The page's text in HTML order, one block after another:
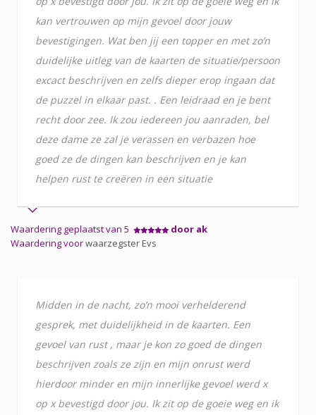
kan vertrouwen op mijn gevoel door jouw
bevestigingen. Wat ben jij een topper en met zo’n
duidelijke uitleg van de kaarten de situatie/persoon
excact beschrijven en zelfs dieper erop ingaan dat
de puzzel in elkaar past. . Een leidraad en je bent
recht door zee. Ik zou iedereen jou aanraden, bel
deze dame ze zal je verassen en verbazen hoe
goed ze de dingen kan beschrijven en je kan
helpen rust te creëren in een situatie
Waardering geplaatst van 5
door ak
Waardering voorwaarzegster Evs
Midden in de nacht, zo’n mooi verhelderend
gesprek, met duidelijkheid in de kaarten. Een
gevoel van rust , maar je kon zo goed de dingen
beschrijven zoals ze zijn en mijn onrust werd
hierdoor minder en mijn innerlijke gevoel werd x
op x bevestigd door jou. Ik zit op de goeie weg en ik